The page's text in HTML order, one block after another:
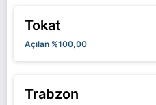
Tokat
Açılan %100,00
Trabzon